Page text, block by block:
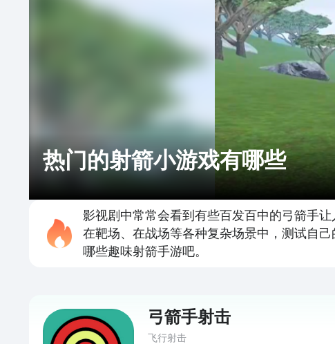
热门的射箭小游戏有哪些
影视剧中常常会看到有些百发百中的弓箭手
在靶场、在战场等各种复杂场景中，测试自
哪些趣味射箭手游吧。
弓箭手射击
飞行射击